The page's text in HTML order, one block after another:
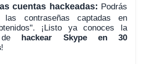
cuentas hackeadas: Podrás
las contraseñas captadas en
¡Listo ya conoces la
de hackear Skype en 30
!